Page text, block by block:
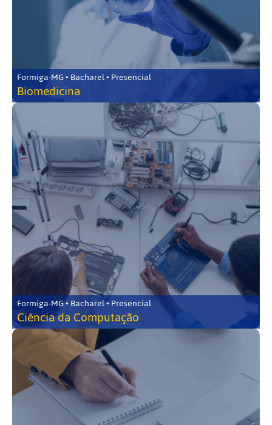
Formiga-MG • Bacharel • Presencial
Biomedicina
Formiga-MG • Bacharel • Presencial
Ciência da Computação